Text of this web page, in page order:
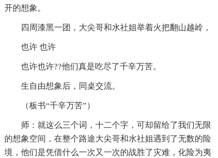
开的想象。
四周漆黑一团，大尖哥和水社姐举着火把翻山越岭，
也许 也许
也许也许??他们真是吃尽了千辛万苦。
生自由想象后，同桌交流。
（板书“千辛万苦”）
师：就这么三个词，十二个字，可却留给了我们无限
的想象空间，在整个路途大尖哥和水社姐遇到了无数的险
境，他们是凭借什么一次又一次的战胜了灾难，化险为夷